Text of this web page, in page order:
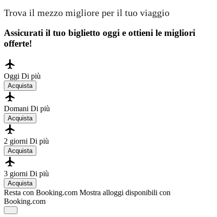
Trova il mezzo migliore per il tuo viaggio
Assicurati il ​​tuo biglietto oggi e ottieni le migliori
offerte!
Oggi Di più
Acquista
Domani Di più
Acquista
2 giorni Di più
Acquista
3 giorni Di più
Acquista
Resta con Booking.com Mostra alloggi disponibili con
Booking.com